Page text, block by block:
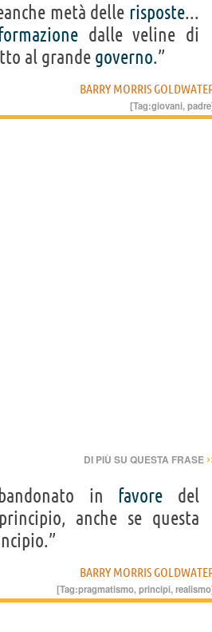
metà delle risposte...
dalle veline di
al grande governo.”
BARRY MORRIS
[Tag:giovani,padre
DI PIÙ SU QUESTA FRASE
in favore del
anche se questa
BARRY MORRIS
[Tag:pragmatismo,principi,realismo